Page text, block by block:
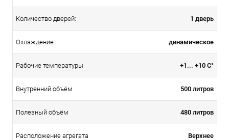
Количество дверей: 1 дверь
Охлаждение: динамическое
Рабочие температуры +1... +10 С°
Внутренний объём 500 литров
Полезный объём 480 литров
Расположение агрегата Верхнее